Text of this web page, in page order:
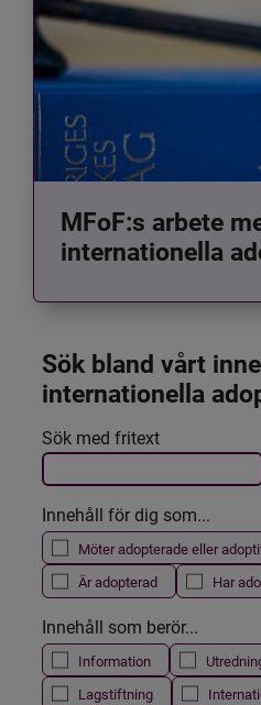
MFoF:s arbete
internationella
Sök bland vårt
internationella
Filtrera resultatet
Det här formuläret postas
Sök med fritext
Innehåll för dig som...
Möter adopterade eller
Är adopterad
Har
Innehåll som berör...
Information
Lagstiftning